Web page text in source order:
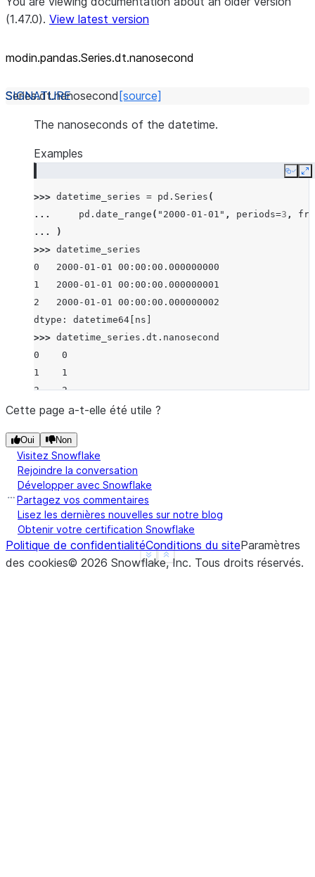
(1.47.0). View latest version
modin.pandas.Series.dt.nanosecond
Series.dt.nanosecond [source]
The nanoseconds of the datetime.
Examples
Copy
>>> datetime_series = pd . Series (
...
pd . date_range ( "2000-01-01" , periods=3 ,
...
)
>>> datetime_series
0   2000-01-01 00:00:00.000000000
1   2000-01-01 00:00:00.000000001
2   2000-01-01 00:00:00.000000002
dtype: datetime64[ns]
>>> datetime_series . dt . nanosecond
0    0
1    1
2    2
dtype: int32
Show less
See more
Cette page a-t-elle été utile ?
Oui Non
Visitez Snowflake
Rejoindre la conversation
Développer avec Snowflake
Partagez vos commentaires
Lisez les dernières nouvelles sur notre blog
Obtenir votre certification Snowflake
Politique de confidentialitéConditions du siteParamètres
des cookies© 2026 Snowflake, Inc. Tous droits réservés.